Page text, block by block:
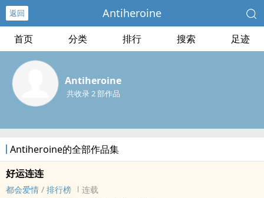
返回 Antiheroine
首页 分类 排行 搜索 足迹
Antiheroine
共收录 2 部作品
Antiheroine的全部作品集
好运连连
都会爱情 / 排行榜
连载